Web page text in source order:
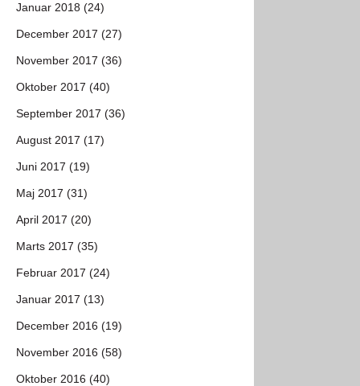
Januar 2018 (24)
December 2017 (27)
November 2017 (36)
Oktober 2017 (40)
September 2017 (36)
August 2017 (17)
Juni 2017 (19)
Maj 2017 (31)
April 2017 (20)
Marts 2017 (35)
Februar 2017 (24)
Januar 2017 (13)
December 2016 (19)
November 2016 (58)
Oktober 2016 (40)